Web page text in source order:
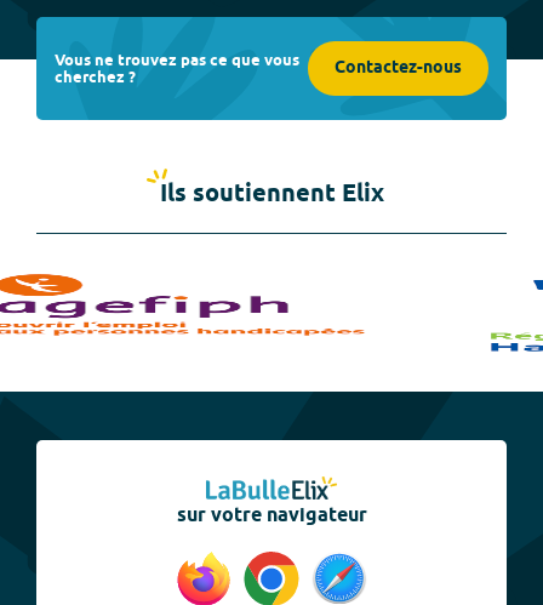
Vous ne trouvez pas ce que vous
cherchez ? Contactez-nous
Ils soutiennent Elix
sur votre navigateur